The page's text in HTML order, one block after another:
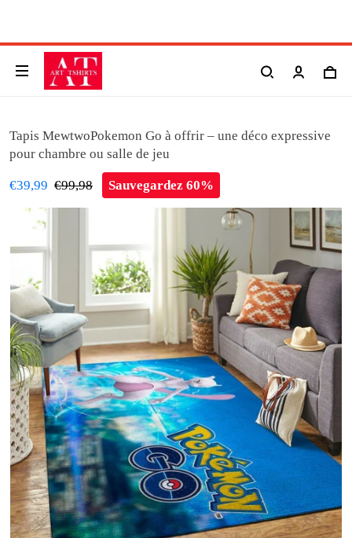
Tapis MewtwoPokemon Go à offrir – une déco expressive
€39,99 €99,98 Sauvegardez 60%